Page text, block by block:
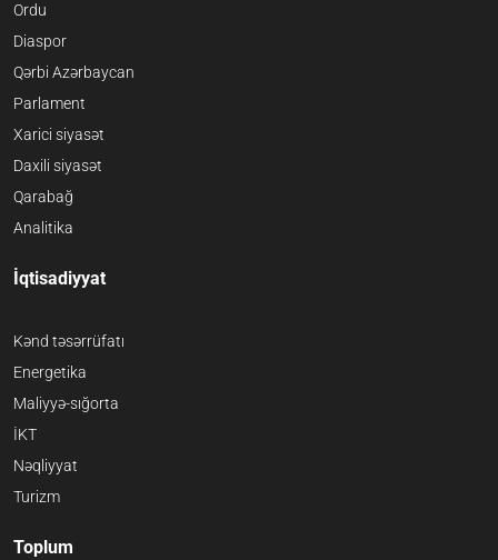
Ordu
Diaspor
Qərbi Azərbaycan
Parlament
Xarici siyasət
Daxili siyasət
Qarabağ
Analitika
İqtisadiyyat
Kənd təsərrüfatı
Energetika
Maliyyə-sığorta
İKT
Nəqliyyat
Turizm
Toplum